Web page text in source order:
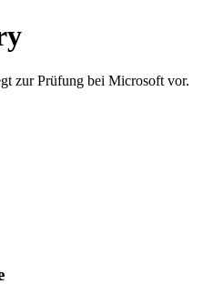
zur Prüfung bei Microsoft vor.